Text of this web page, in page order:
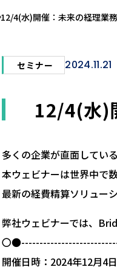
12/4(水)開催：未来の経理業
セミナー 2024.11.21
12/4(水)
多くの企業が直面してい
本ウェビナーは世界中で
最新の経費精算ソリュー
弊社ウェビナーでは、
〇
開催日時：2024年12月4